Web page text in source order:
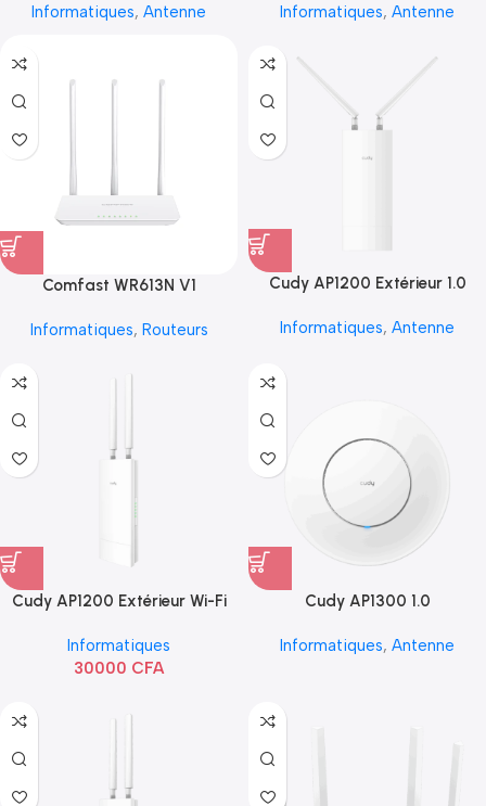
Informatiques, Antenne Informatiques, Antenne
Comfast WR613N V1
Informatiques, Routeurs
Cudy AP1200 Extérieur 1.0
Informatiques, Antenne
Cudy AP1200 Extérieur Wi-Fi
Informatiques
30000 CFA
Cudy AP1300 1.0
Informatiques, Antenne